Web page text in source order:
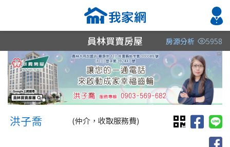
縣市
不限
區域
不限
縣市
不限
區域
不限
縣市
不限
區域
不限
員林買賣房屋 房源分析 5958
洪子喬 子喬
洪子喬 (仲介，收取服務費)